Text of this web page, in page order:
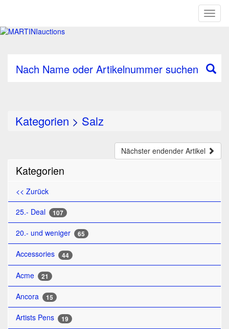
Nach Name oder Artikelnummer suchen
Kategorien > Salz
Nächster endender Artikel
Kategorien
<< Zurück
25.- Deal
107
20.- und weniger 65
Accessories 44
Acme 21
Ancora 15
Artists Pens 19